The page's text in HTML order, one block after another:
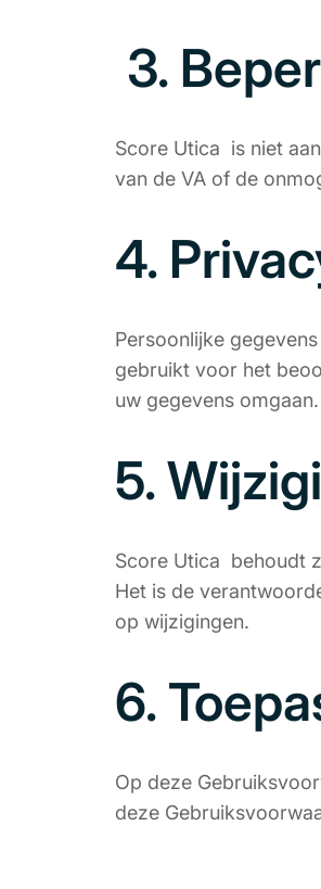
3.
Score Utica is niet
van de VA of de
4.
Persoonlijke
gebruikt voor het
uw gegevens omgaan.
5.
Score Utica behoudt
Het is de
op wijzigingen.
6.
Op deze
deze